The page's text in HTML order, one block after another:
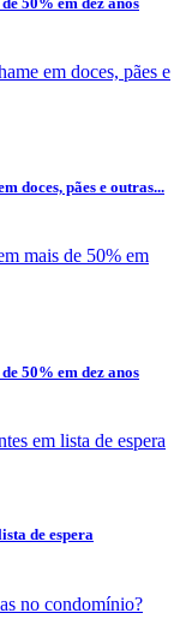
doces, pães e outras...
50% em dez anos
de espera